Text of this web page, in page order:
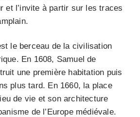
et l’invite à partir sur les traces
le berceau de la civilisation
En 1608, Samuel de
une première habitation puis
plus tard. En 1660, la place
de vie et son architecture
de l’Europe médiévale.